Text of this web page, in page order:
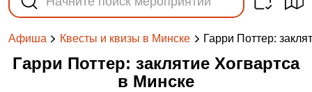
Афиша Квесты и квизы в Минске Гарри Поттер:
Гарри Поттер: заклятие Хогвартса
в Минске